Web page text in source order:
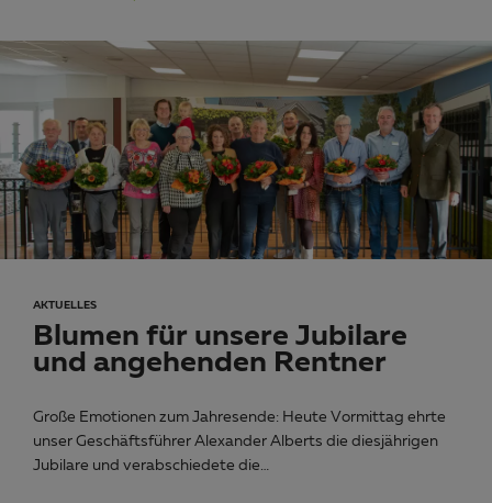
AKTUELLES
Blumen für unsere Jubilare
und angehenden Rentner
Große Emotionen zum Jahresende: Heute Vormittag ehrte
unser Geschäftsführer Alexander Alberts die diesjährigen
Jubilare und verabschiedete die…